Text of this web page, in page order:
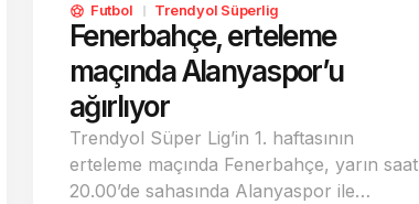
Futbol Trendyol Süperlig
Fenerbahçe, erteleme
maçında Alanyaspor’u
ağırlıyor
Trendyol Süper Lig’in 1. haftasının
erteleme maçında Fenerbahçe, yarın saat
20.00’de sahasında Alanyaspor ile…